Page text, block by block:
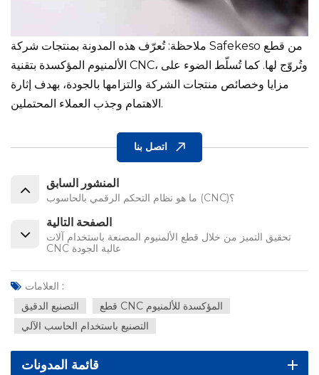
ملاحظة: تُعرّف هذه المدونة بمنتجات شركة Safekeso من قطع
الألمنيوم المؤكسدة بتقنية CNC، وتُروّج لها. كما تُسلّط الضوء على
مزايا وخصائص منتجات الشركة والتزامها بالجودة، بهدف إثارة
الاهتمام وجذب العملاء المحتملين.
اتصل بنا
المنشور السابق
ما هو نظام التحكم الرقمي بالحاسوب (CNC)؟
الصفحة التالية
تحقيق التميز من خلال قطع الألمنيوم المصنعة باستخدام آلات
CNC عالية الجودة
العلامات :
التصنيع الدقيق
قطع CNC المؤكسدة للألمنيوم
التصنيع باستخدام الحاسب الآلي
قائمة المدونات